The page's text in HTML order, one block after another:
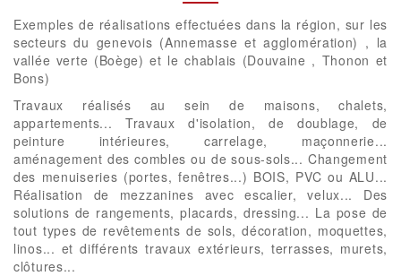
Exemples de réalisations effectuées dans la région, sur les
secteurs du genevois (Annemasse et agglomération) , la
vallée verte (Boège) et le chablais (Douvaine , Thonon et
Bons)
Travaux réalisés au sein de maisons, chalets,
appartements... Travaux d'isolation, de doublage, de
peinture intérieures, carrelage, maçonnerie...
aménagement des combles ou de sous-sols... Changement
des menuiseries (portes, fenêtres...) BOIS, PVC ou ALU...
Réalisation de mezzanines avec escalier, velux... Des
solutions de rangements, placards, dressing... La pose de
tout types de revêtements de sols, décoration, moquettes,
linos... et différents travaux extérieurs, terrasses, murets,
clôtures...